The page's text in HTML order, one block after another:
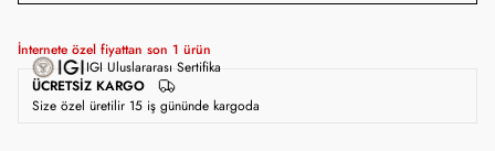
İnternete özel fiyattan son 1 ürün
ÜCRETSIZ KARGO
IGI Uluslararası Sertifika
Size özel üretilir 15 iş gününde kargoda